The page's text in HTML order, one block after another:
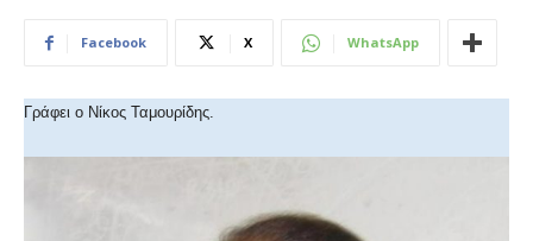
Facebook X WhatsApp
Γράφει ο Νίκος Ταμουρίδης.